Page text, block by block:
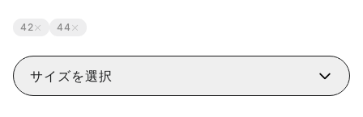
42 44
サイズを選択